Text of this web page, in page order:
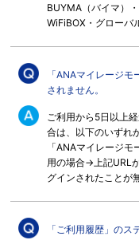
BUYMA（バイマ）
WiFiBOX・グローバ
「ANAマイレージ
されません。
ご利用から5日以上
合は、以下のいず
「ANAマイレージ
用の場合→上記URL
グインされたことが
「ご利用履歴」のス